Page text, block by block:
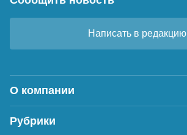
Написать в редакцию
О компании
Рубрики